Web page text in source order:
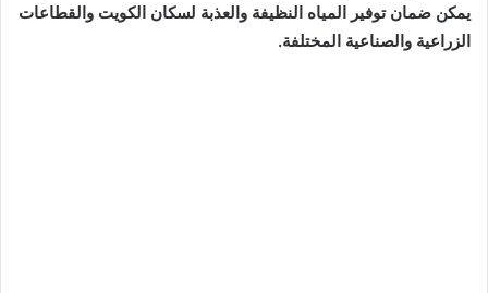
يمكن ضمان توفير المياه النظيفة والعذبة لسكان الكويت والقطاعات
الزراعية والصناعية المختلفة.